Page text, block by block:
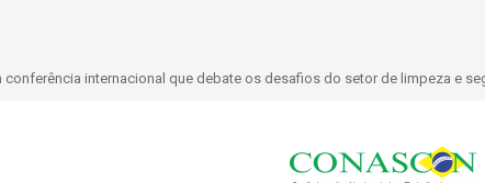
SP com quase 9 mil novas filiações no primeiro semestre de 2026